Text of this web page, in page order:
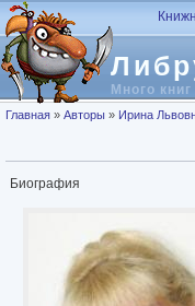
Перейти к основному
Много книг
Вы здесь
Главная » Авторы » Ирина
Биография